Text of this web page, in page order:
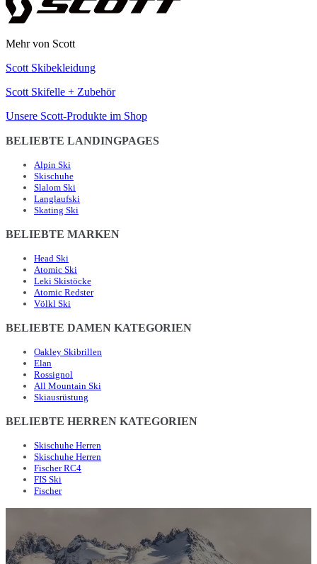
Mehr von Scott
Scott Skibekleidung
Scott Skifelle + Zubehör
Unsere Scott-Produkte im Shop
BELIEBTE LANDINGPAGES
Alpin Ski
Skischuhe
Slalom Ski
Langlaufski
Skating Ski
BELIEBTE MARKEN
Head Ski
Atomic Ski
Leki Skistöcke
Atomic Redster
Völkl Ski
BELIEBTE DAMEN KATEGORIEN
Oakley Skibrillen
Elan
Rossignol
All Mountain Ski
Skiausrüstung
BELIEBTE HERREN KATEGORIEN
Skischuhe Herren
Skischuhe Herren
Fischer RC4
FIS Ski
Fischer